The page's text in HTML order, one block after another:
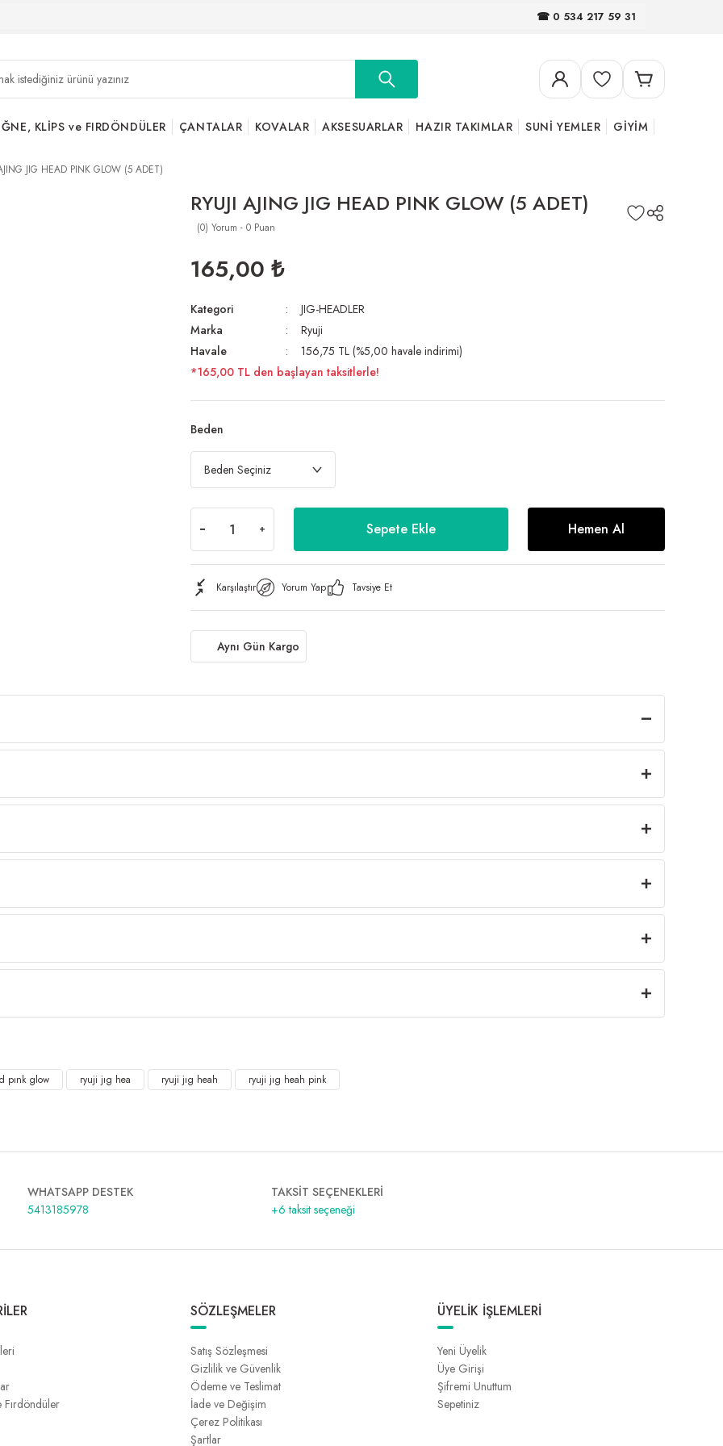
☎ 0 534 217 59 31
KLİPS ve FIRDÖNDÜLER ÇANTALAR KOVALAR AKSESUARLAR HAZIR TAKIMLAR SUNİ YEMLER GİYİM
JIG HEAD PINK GLOW (5 ADET)
RYUJI AJING JIG HEAD PINK GLOW (5 ADET)
(0) Yorum - 0 Puan
165,00 ₺
Kategori
JIG-HEADLER
Marka
Ryuji
Havale
156,75 TL (%5,00 havale indirimi)
*165,00 TL den başlayan taksitlerle!
Beden
Sepete Ekle Hemen Al
Karşılaştır Yorum Yap Tavsiye Et
Aynı Gün Kargo
pınk glow ryuji jıg hea ryuji jıg heah ryuji jıg heah pink
WHATSAPP DESTEK
5413185978
TAKSİT SEÇENEKLERİ
+6 taksit seçeneği
Fırdöndüler
SÖZLEŞMELER
Satış Sözleşmesi
Gizlilik ve Güvenlik
Ödeme ve Teslimat
İade ve Değişim
Çerez Politikası
Şartlar
ÜYELİK İŞLEMLERİ
Yeni Üyelik
Üye Girişi
Şifremi Unuttum
Sepetiniz